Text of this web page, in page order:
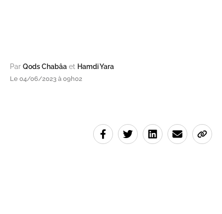
Par Qods Chabâa et Hamdi Yara
Le 04/06/2023 à 09h02